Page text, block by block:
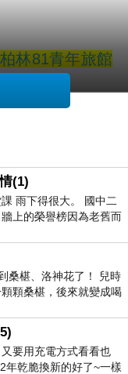
柏林81青年旅館
譯啦ＱＱ
優惠Hostels
以看看喔！
(1)
雨下得很大。 國中二
上的榮譽榜因為老舊而
室外，手
桑椹、洛神花了！ 兒時
顆桑椹，後來就變成喝
要用充電方式看看也
年乾脆換新的好了~一樣